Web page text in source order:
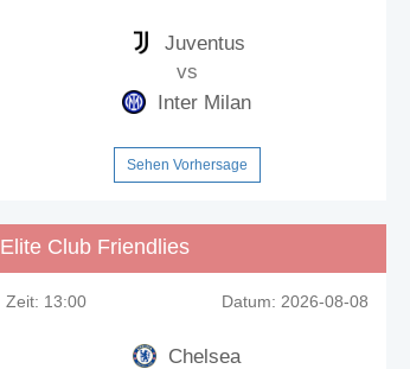
Juventus
vs
Inter Milan
Sehen Vorhersage
Elite Club Friendlies
Zeit: 13:00 Datum: 2026-08-08
Chelsea